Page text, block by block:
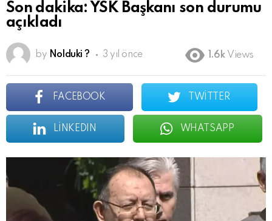
Son dakika: YSK Başkanı son durumu
açıkladı
by Nolduki ? 3 yıl önce 1.6k Views
FACEBOOK TWITTER
LINKEDIN WHATSAPP